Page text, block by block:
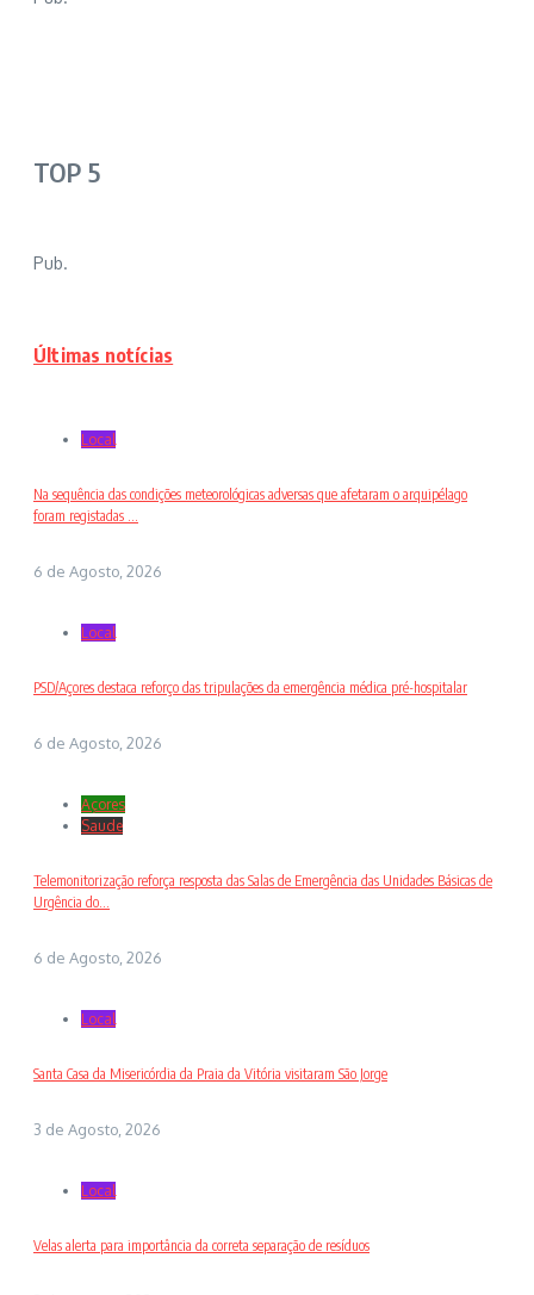
TOP 5
Pub.
Últimas notícias
Local
Na sequência das condições meteorológicas adversas que afetaram o arquipélago
foram registadas ...
6 de Agosto, 2026
Local
PSD/Açores destaca reforço das tripulações da emergência médica pré-hospitalar
6 de Agosto, 2026
Açores
Saude
Telemonitorização reforça resposta das Salas de Emergência das Unidades Básicas de
Urgência do...
6 de Agosto, 2026
Local
Santa Casa da Misericórdia da Praia da Vitória visitaram São Jorge
3 de Agosto, 2026
Local
Velas alerta para importância da correta separação de resíduos